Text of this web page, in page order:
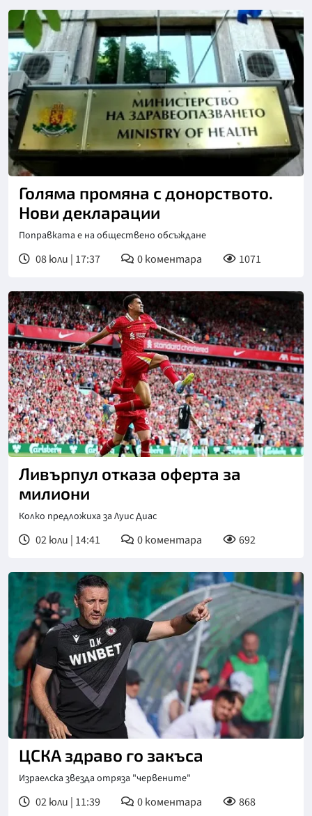
Голяма промяна с донорството.
Нови декларации
Поправката е на обществено обсъждане
08 юли | 17:37 0коментара 1071
Ливърпул отказа оферта за
милиони
Колко предложиха за Луис Диас
02 юли | 14:41 0коментара 692
ЦСКА здраво го закъса
Израелска звезда отряза "червените"
02 юли | 11:39 0коментара 868